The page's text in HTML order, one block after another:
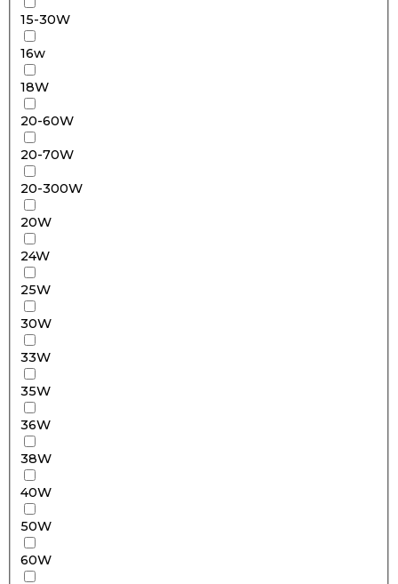
15-30W
16w
18W
20-60W
20-70W
20-300W
20W
24W
25W
30W
33W
35W
36W
38W
40W
50W
60W